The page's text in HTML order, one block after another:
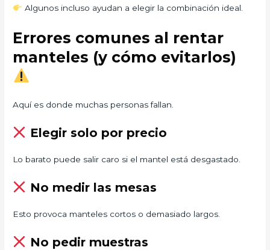
Algunos incluso ayudan a elegir la combinación ideal.
Errores comunes al rentar
manteles (y cómo evitarlos)
Aquí es donde muchas personas fallan.
Elegir solo por precio
Lo barato puede salir caro si el mantel está desgastado.
No medir las mesas
Esto provoca manteles cortos o demasiado largos.
No pedir muestras